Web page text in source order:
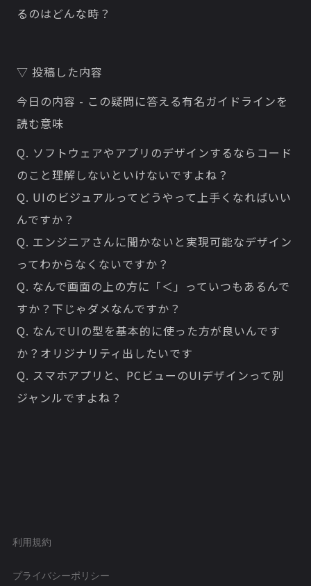
るのはどんな時？
▽ 投稿した内容
今日の内容 - この疑問に答える有名ガイドラインを
読む意味
Q. ソフトウェアやアプリのデザインするならコード
のこと理解しないといけないですよね？
Q. UIのビジュアルってどうやって上手くなればいい
んですか？
Q. エンジニアさんに聞かないと実現可能なデザイン
ってわからなくないですか？
Q. なんで画面の上の方に「＜」っていつもあるんで
すか？下じゃダメなんですか？
Q. なんでUIの型を基本的に使った方が良いんです
か？オリジナリティ出したいです
Q. スマホアプリと、PCビューのUIデザインって別
ジャンルですよね？
利用規約
プライバシーポリシー